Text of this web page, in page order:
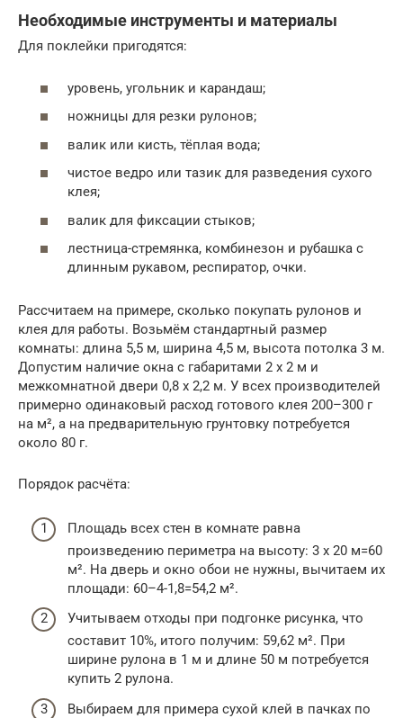
Необходимые инструменты и материалы
Для поклейки пригодятся:
уровень, угольник и карандаш;
ножницы для резки рулонов;
валик или кисть, тёплая вода;
чистое ведро или тазик для разведения сухого
клея;
валик для фиксации стыков;
лестница-стремянка, комбинезон и рубашка с
длинным рукавом, респиратор, очки.
Рассчитаем на примере, сколько покупать рулонов и
клея для работы. Возьмём стандартный размер
комнаты: длина 5,5 м, ширина 4,5 м, высота потолка 3 м.
Допустим наличие окна с габаритами 2 х 2 м и
межкомнатной двери 0,8 х 2,2 м. У всех производителей
примерно одинаковый расход готового клея 200–300 г
на м², а на предварительную грунтовку потребуется
около 80 г.
Порядок расчёта:
Площадь всех стен в комнате равна
произведению периметра на высоту: 3 х 20 м=60
м². На дверь и окно обои не нужны, вычитаем их
площади: 60–4-1,8=54,2 м².
Учитываем отходы при подгонке рисунка, что
составит 10%, итого получим: 59,62 м². При
ширине рулона в 1 м и длине 50 м потребуется
купить 2 рулона.
Выбираем для примера сухой клей в пачках по